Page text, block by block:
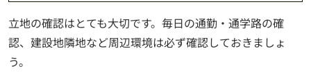
立地の確認はとても大切です。毎日の通勤・通学路の確
認、建設地隣地など周辺環境は必ず確認しておきましょ
う。